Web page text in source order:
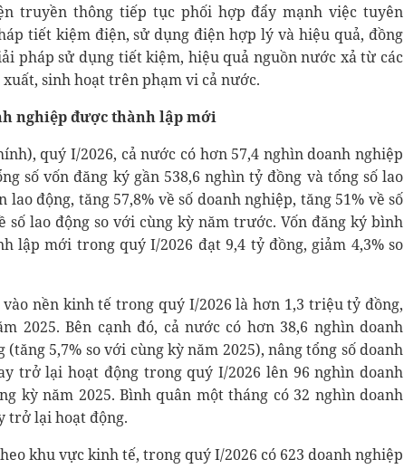
truyền thông tiếp tục phối hợp đẩy mạnh việc tuyên
tiết kiệm điện, sử dụng điện hợp lý và hiệu quả, đồng
pháp sử dụng tiết kiệm, hiệu quả nguồn nước xả từ các
sinh hoạt trên phạm vi cả nước.
nghiệp được thành lập mới
quý I/2026, cả nước có hơn 57,4 nghìn doanh nghiệp
số vốn đăng ký gần 538,6 nghìn tỷ đồng và tổng số lao
lao động, tăng 57,8% về số doanh nghiệp, tăng 51% về số
số lao động so với cùng kỳ năm trước. Vốn đăng ký bình
lập mới trong quý I/2026 đạt 9,4 tỷ đồng, giảm 4,3% so
vào nền kinh tế trong quý I/2026 là hơn 1,3 triệu tỷ đồng,
2025. Bên cạnh đó, cả nước có hơn 38,6 nghìn doanh
5,7% so với cùng kỳ năm 2025), nâng tổng số doanh
trở lại hoạt động trong quý I/2026 lên 96 nghìn doanh
kỳ năm 2025. Bình quân một tháng có 32 nghìn doanh
trở lại hoạt động.
khu vực kinh tế, trong quý I/2026 có 623 doanh nghiệp